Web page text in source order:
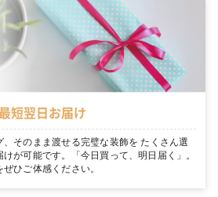
短翌日お届け
そのまま渡せる完璧な装飾を たくさん選
が可能です。「今日買って、明日届く」。
ひご体感ください。